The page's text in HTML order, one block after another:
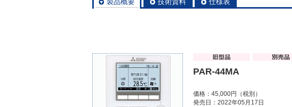
PAR-44MA
価格：45,000円（税別）
発売日：2022年05月17日